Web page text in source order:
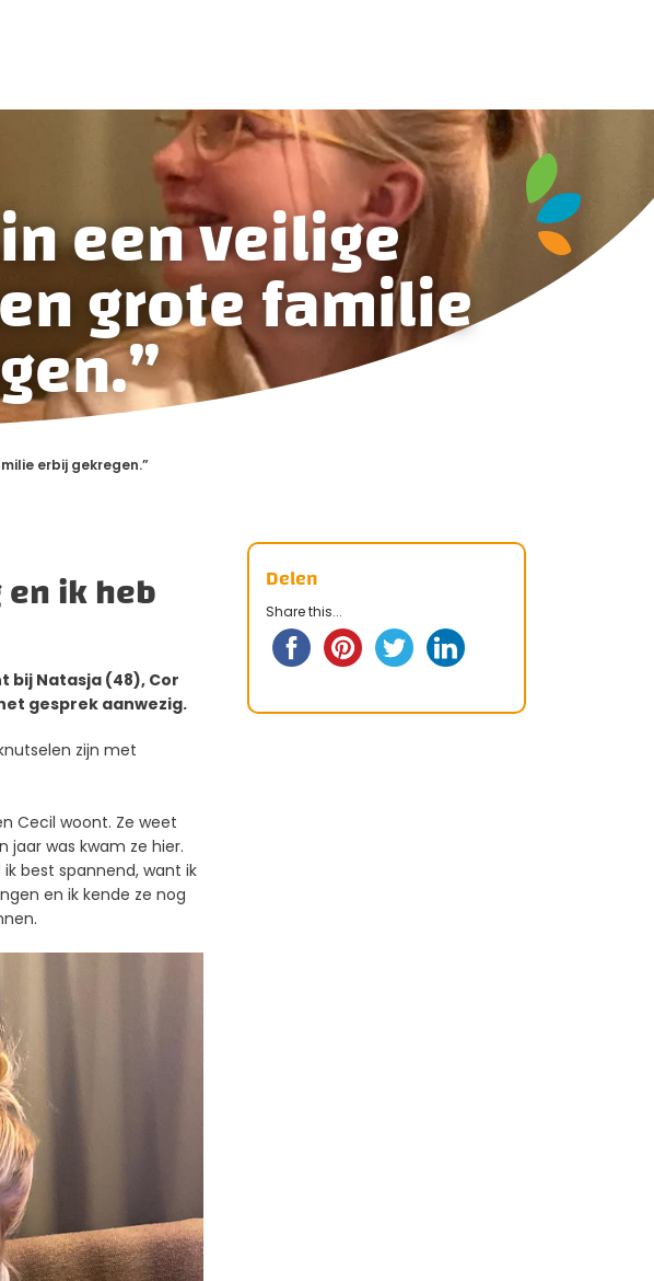
een veilige
grote familie
erbij gekregen.”
ik heb
bij Natasja (48), Cor
gesprek aanwezig.
zijn met
Cecil woont. Ze weet
jaar was kwam ze hier.
best spannend, want ik
en ik kende ze nog
Delen
Share this...